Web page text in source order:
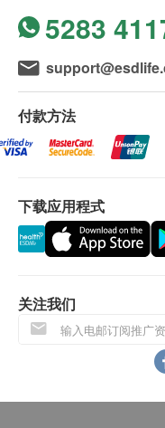
5283
付款方法
下载应用程式
关注我们